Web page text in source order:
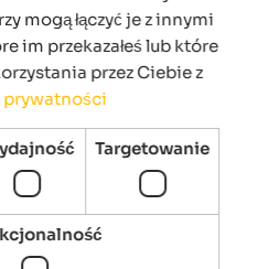
mogą łączyć je z innymi
im przekazałeś lub które
przez Ciebie z
prywatności
Targetowanie